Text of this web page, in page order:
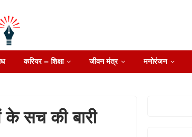
करियर – शिक्षा जीवन मंत्र मनोरंजन
सच की बारी